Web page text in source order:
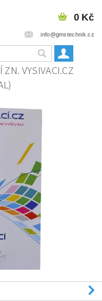
info@gmstechnik.cz
0 Kč
ZN. VYSIVACI.CZ